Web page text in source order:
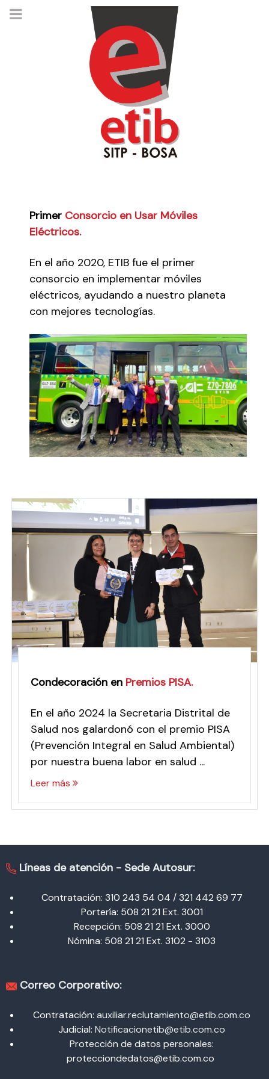
Primer Consorcio en Usar Móviles
Eléctricos.
En el año 2020, ETIB fue el primer
consorcio en implementar móviles
eléctricos, ayudando a nuestro planeta
con mejores tecnologías.
Condecoración en Premios PISA.
En el año 2024 la Secretaria Distrital de
Salud nos galardonó con el premio PISA
(Prevención Integral en Salud Ambiental)
por nuestra buena labor en salud ...
Leer más
Líneas de atención - Sede Autosur:
Contratación: 310 243 54 04 / 321 442 69 77
Portería: 508 21 21 Ext. 3001
Recepción: 508 21 21 Ext. 3000
Nómina: 508 21 21 Ext. 3102 - 3103
Correo Corporativo:
Contratación: auxiliar.reclutamiento@etib.com.co
Judicial: Notificacionetib@etib.com.co
Protección de datos personales:
protecciondedatos@etib.com.co